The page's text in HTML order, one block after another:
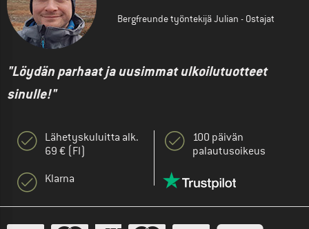
Bergfreunde työntekijä Julian - Ostajat
"Löydän parhaat ja uusimmat ulkoilutuotteet
sinulle!"
Lähetyskuluitta alk.
69 € (FI)
Klarna
100 päivän
palautusoikeus